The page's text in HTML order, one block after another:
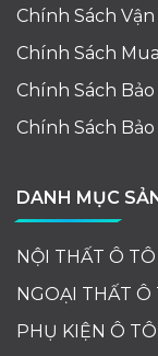
Chính Sách
Chính Sách
Chính Sách
Chính Sách
DANH MỤC
NỘI THẤT Ô TÔ
NGOẠI THẤT Ô
PHỤ KIỆN Ô TÔ